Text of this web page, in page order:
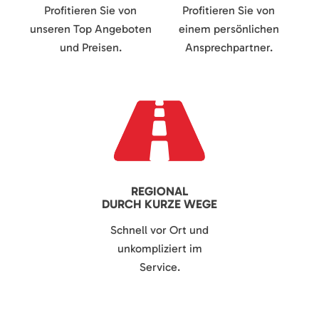
Profitieren Sie von
unseren Top Angeboten
und Preisen.
Profitieren Sie von
einem persönlichen
Ansprechpartner.
REGIONAL
DURCH KURZE WEGE
Schnell vor Ort und
unkompliziert im
Service.